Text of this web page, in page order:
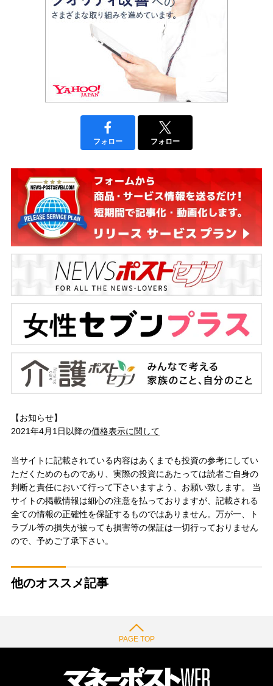
フォロー フォロー
【お知らせ】
2021年4月1日以降の価格表示に関して
当サイトに記載されている内容はあくまでも投資の参考にしてい
ただくためのものであり、実際の投資にあたっては読者ご自身の
判断と責任において行って下さいますよう、お願い致します。 当
サイトの掲載情報は細心の注意を払っておりますが、記載される
全ての情報の正確性を保証するものではありません。万が一、ト
ラブル等の損失が被っても損害等の保証は一切行っておりません
ので、予めご了承下さい。
他のオススメ記事
PAGE TOP